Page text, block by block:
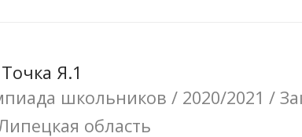
Я.1
школьников / 2020/2021 /
область